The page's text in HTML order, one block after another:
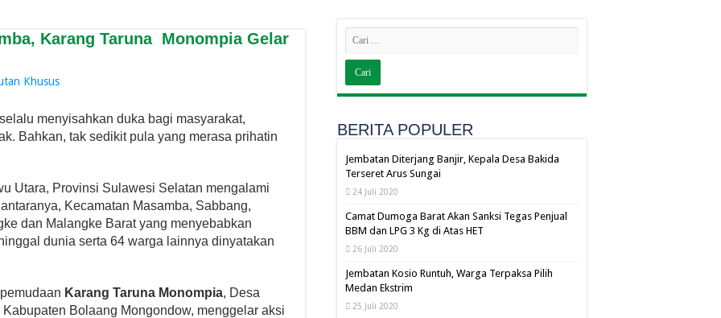
Karang Taruna Monompia Gelar
Khusus
menyisahkan duka bagi masyarakat,
Bahkan, tak sedikit pula yang merasa prihatin
Utara, Provinsi Sulawesi Selatan mengalami
Kecamatan Masamba, Sabbang,
dan Malangke Barat yang menyebabkan
dunia serta 64 warga lainnya dinyatakan
Karang Taruna Monompia, Desa
Bolaang Mongondow, menggelar aksi
BERITA POPULER
Jembatan Diterjang Banjir, Kepala Desa Bakida
Terseret Arus Sungai
24 Juli 2020
Camat Dumoga Barat Akan Sanksi Tegas Penjual
BBM dan LPG 3 Kg di Atas HET
26 Juli 2020
Jembatan Kosio Runtuh, Warga Terpaksa Pilih
Medan Ekstrim
25 Juli 2020